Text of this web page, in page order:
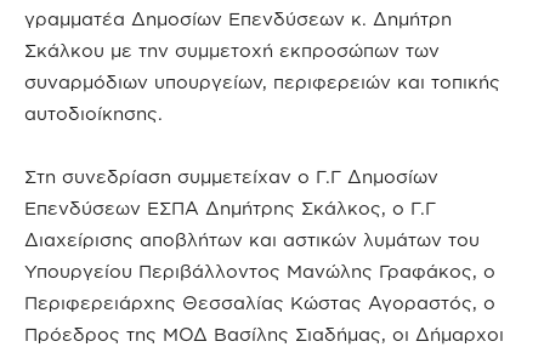
γραμματέα Δημοσίων Επενδύσεων κ. Δημήτρη
Σκάλκου με την συμμετοχή εκπροσώπων των
συναρμόδιων υπουργείων, περιφερειών και τοπικής
αυτοδιοίκησης.
Στη συνεδρίαση συμμετείχαν ο Γ.Γ Δημοσίων
Επενδύσεων ΕΣΠΑ Δημήτρης Σκάλκος, ο Γ.Γ
Διαχείρισης αποβλήτων και αστικών λυμάτων του
Υπουργείου Περιβάλλοντος Μανώλης Γραφάκος, ο
Περιφερειάρχης Θεσσαλίας Κώστας Αγοραστός, ο
Πρόεδρος της ΜΟΔ Βασίλης Σιαδήμας, οι Δήμαρχοι